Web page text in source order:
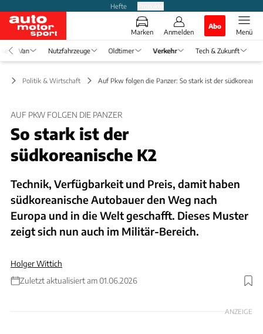
Hefte
Marken Anmelden
Abo
Menü
Van Nutzfahrzeuge Oldtimer Verkehr Tech & Zukunft
Politik & Wirtschaft Auf Pkw folgen die Panzer: So stark ist der
AUF PKW FOLGEN DIE PANZER
So stark ist der
südkoreanische K2
Technik, Verfügbarkeit und Preis, damit haben
südkoreanische Autobauer den Weg nach
Europa und in die Welt geschafft. Dieses Muster
zeigt sich nun auch im Militär-Bereich.
Holger Wittich
Zuletzt aktualisiert am 01.06.2026
Foto: Nur Photo via Getty Images
ANZEIGE